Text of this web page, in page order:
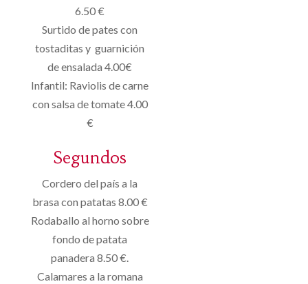
6.50 €
Surtido de pates con
tostaditas y guarnición
de ensalada 4.00€
Infantil: Raviolis de carne
con salsa de tomate 4.00
€
Segundos
Cordero del país a la
brasa con patatas 8.00 €
Rodaballo al horno sobre
fondo de patata
panadera 8.50 €.
Calamares a la romana